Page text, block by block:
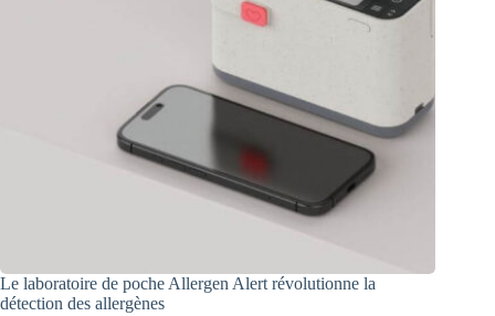
Le laboratoire de poche Allergen Alert révolutionne la
détection des allergènes